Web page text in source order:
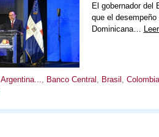
El gobernador del
que el
Dominicana…
Argentina... Banco Central Brasil Colombia